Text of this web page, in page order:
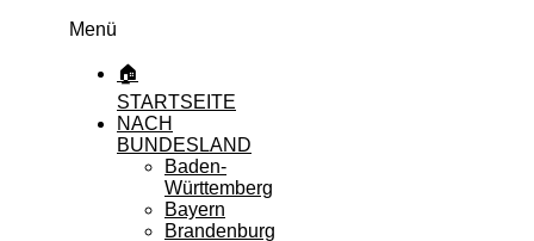
Menü
🏠
STARTSEITE
NACH
BUNDESLAND
Baden-
Württemberg
Bayern
Brandenburg